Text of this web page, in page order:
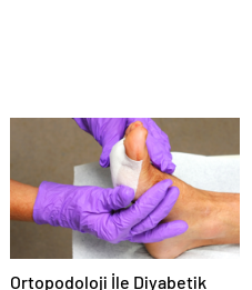
Ortopodoloji İle Diyabetik